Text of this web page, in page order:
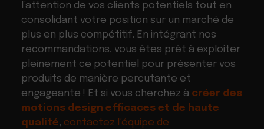
l’attention de vos clients potentiels tout en
consolidant votre position sur un marché de
plus en plus compétitif. En intégrant nos
recommandations, vous êtes prêt à exploiter
pleinement ce potentiel pour présenter vos
produits de manière percutante et
engageante ! Et si vous cherchez à créer des
motions design efficaces et de haute
qualité, contactez l’équipe de